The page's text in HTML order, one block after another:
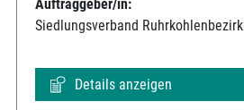
Auftraggeber/in:
Siedlungsverband Ruhrkohlenbezirk
Details anzeigen